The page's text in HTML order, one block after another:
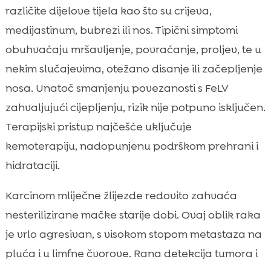
različite dijelove tijela kao što su crijeva,
medijastinum, bubrezi ili nos. Tipični simptomi
obuhvaćaju mršavljenje, povraćanje, proljev, te u
nekim slučajevima, otežano disanje ili začepljenje
nosa. Unatoč smanjenju povezanosti s FeLV
zahvaljujući cijepljenju, rizik nije potpuno isključen.
Terapijski pristup najčešće uključuje
kemoterapiju, nadopunjenu podrškom prehrani i
hidrataciji.
Karcinom mliječne žlijezde redovito zahvaća
nesterilizirane mačke starije dobi. Ovaj oblik raka
je vrlo agresivan, s visokom stopom metastaza na
pluća i u limfne čvorove. Rana detekcija tumora i